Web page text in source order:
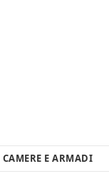
CAMERE E ARMADI